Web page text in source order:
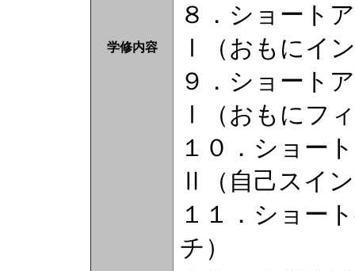
学修内容
８．ショート
Ⅰ（おもにイ
９．ショート
Ⅰ（おもにフ
１０．ショー
Ⅱ（自己スイ
１１．ショー
チ）